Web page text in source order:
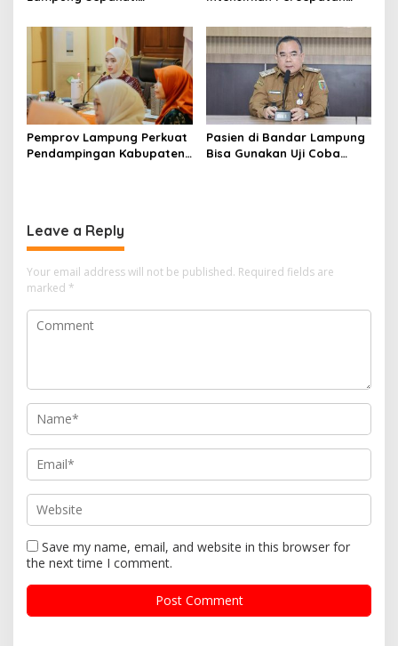
2026
Tuberkulosis di Tanggamus
Pemprov Lampung Perkuat
Pendampingan Kabupaten
Pasien di Bandar Lampung
Bisa Gunakan Uji Coba
Leave a Reply
Your email address will not be published. Required fields are
marked *
Save my name, email, and website in this browser for
the next time I comment.